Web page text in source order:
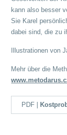
kann also besser
Sie Karel
dabei sind, die zu
Illustrationen von
Mehr über die
PDF |